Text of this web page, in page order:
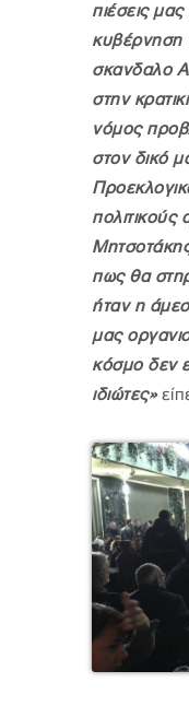
πιέσεις
κυβέρνηση
σκανδαλο
στην
νόμος
στον δικό
πως θα
ήταν η
μας
κόσμο δεν
ιδιώτες»